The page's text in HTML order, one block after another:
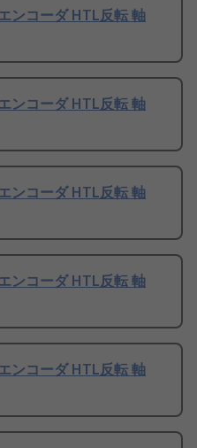
ンコーダ HTL反転 軸
ンコーダ HTL反転 軸
ンコーダ HTL反転 軸
ンコーダ HTL反転 軸
ンコーダ HTL反転 軸